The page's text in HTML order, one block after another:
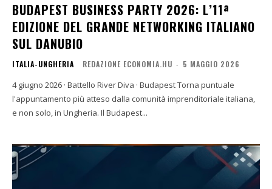
BUDAPEST BUSINESS PARTY 2026: L’11ª
EDIZIONE DEL GRANDE NETWORKING ITALIANO
SUL DANUBIO
ITALIA-UNGHERIA REDAZIONE ECONOMIA.HU - 5 MAGGIO 2026
4 giugno 2026 · Battello River Diva · Budapest Torna puntuale
l'appuntamento più atteso dalla comunità imprenditoriale italiana,
e non solo, in Ungheria. Il Budapest...